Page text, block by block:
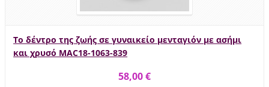
Το δέντρο της ζωής σε γυναικείο μενταγιόν με ασήμι
και χρυσό MAC18-1063-839
58,00 €